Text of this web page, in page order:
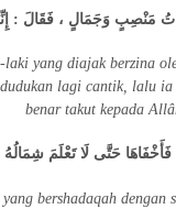
مَنْصِبٍ وَجَمَالٍ ، فَقَالَ :
yang diajak berzina
lagi cantik, lalu ia
benar takut kepada
حَتَّى لَا تَعْلَمَ شِمَالُهُ
yang bershadaqah dengan